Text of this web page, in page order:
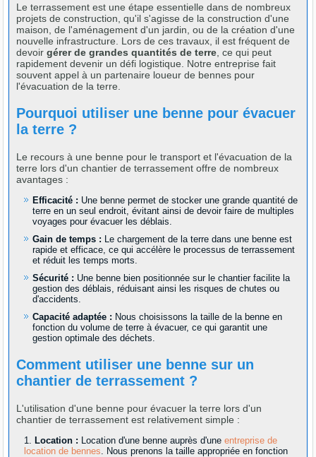
Le terrassement est une étape essentielle dans de nombreux
projets de construction, qu'il s'agisse de la construction d'une
maison, de l'aménagement d'un jardin, ou de la création d'une
nouvelle infrastructure. Lors de ces travaux, il est fréquent de
devoirgérer de grandes quantités de terre , ce qui peut
rapidement devenir un défi logistique. Notre entreprise fait
souvent appel à un partenaire loueur de bennes pour
l'évacuation de la terre.
Pourquoi utiliser une benne pour évacuer
la terre ?
Le recours à une benne pour le transport et l'évacuation de la
terre lors d'un chantier de terrassement offre de nombreux
avantages :
Efficacité : Une benne permet de stocker une grande quantité de
terre en un seul endroit, évitant ainsi de devoir faire de multiples
voyages pour évacuer les déblais.
Gain de temps : Le chargement de la terre dans une benne est
rapide et efficace, ce qui accélère le processus de terrassement
et réduit les temps morts.
Sécurité : Une benne bien positionnée sur le chantier facilite la
gestion des déblais, réduisant ainsi les risques de chutes ou
d'accidents.
Capacité adaptée : Nous choisissons la taille de la benne en
fonction du volume de terre à évacuer, ce qui garantit une
gestion optimale des déchets.
Comment utiliser une benne sur un
chantier de terrassement ?
L'utilisation d'une benne pour évacuer la terre lors d'un
chantier de terrassement est relativement simple :
Location : Location d'une benne auprès d'uneentreprise de
location de bennes . Nous prenons la taille appropriée en fonction